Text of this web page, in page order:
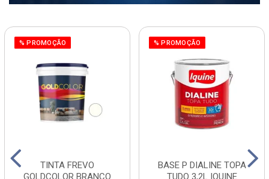
% PROMOÇÃO
TINTA FREVO
GOLDCOLOR BRANCO
% PROMOÇÃO
BASE P DIALINE TOPA
TUDO 3,2L IQUINE